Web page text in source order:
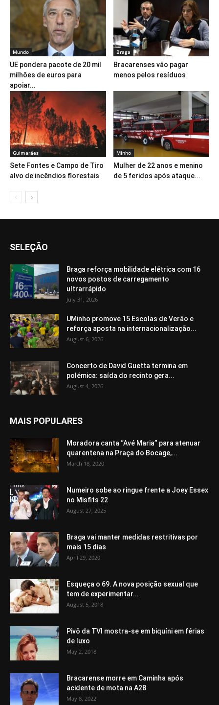
Mundo
UE pondera pacote de 20 mil
milhões de euros para
apoiar...
Braga
Bracarenses vão pagar
menos pelos resíduos
Guimarães
Sete Fontes e Campo de Tiro
alvo de incêndios florestais
Minho
Mulher de 22 anos e menino
de 5 feridos após ataque...
SELEÇÃO
Braga reforça mobilidade elétrica com 16
novos postos de carregamento
ultrarrápido
July 31, 2026
UMinho promove 15 Escolas de Verão e
reforça aposta na internacionalização...
August 6, 2026
Concerto de David Guetta termina em
polémica: saída do recinto gera...
August 4, 2026
MAIS POPULARES
Moradora canta “Avé Maria” para atenuar
quarentena na Praça do Bocage,...
March 18, 2020
Numeiro sobe ao ringue frente a Joey Essex
no Misfits 22
August 27, 2025
Braga vai manter medidas restritivas por
mais 15 dias
April 29, 2020
Esqueça o 69. A nova posição sexual que
tem de experimentar...
August 5, 2018
Pivô da TVI mostra-se em biquíni em férias
de luxo
May 2, 2018
Bracarense morre em Caminha após
acidente de mota na A28
May 8, 2022